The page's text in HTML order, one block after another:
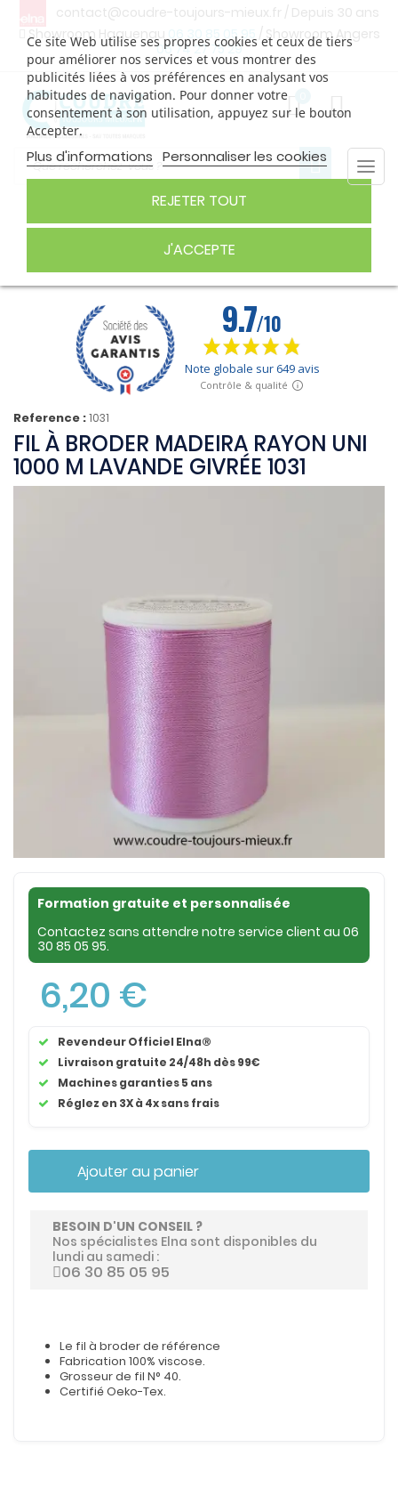
contact@coudre-toujours-mieux.fr / Depuis 30 ans
Showroom Haguenau
06 30 85 05 95
/ Showroom Angers
06 74 27 75 29
Ce site Web utilise ses propres cookies et ceux de tiers
pour améliorer nos services et vous montrer des
publicités liées à vos préférences en analysant vos
habitudes de navigation. Pour donner votre
consentement à son utilisation, appuyez sur le bouton
Accepter.
Plus d'informations Personnaliser les cookies
REJETER TOUT
J'ACCEPTE
FIL À BRODER
Reference :1031
FIL À BRODER MADEIRA RAYON UNI
1000 M LAVANDE GIVRÉE 1031
Formation gratuite et personnalisée
Contactez sans attendre notre service client au 06
30 85 05 95.
6,20 €
Revendeur Officiel Elna®
Livraison gratuite 24/48h dès 99€
Machines garanties 5 ans
Réglez en 3X à 4x sans frais
Ajouter au panier
BESOIN D'UN CONSEIL ?
Nos spécialistes Elna sont disponibles du
lundi au samedi :
06 30 85 05 95
Le fil à broder de référence
Fabrication 100% viscose.
Grosseur de fil N° 40.
Certifié Oeko-Tex.